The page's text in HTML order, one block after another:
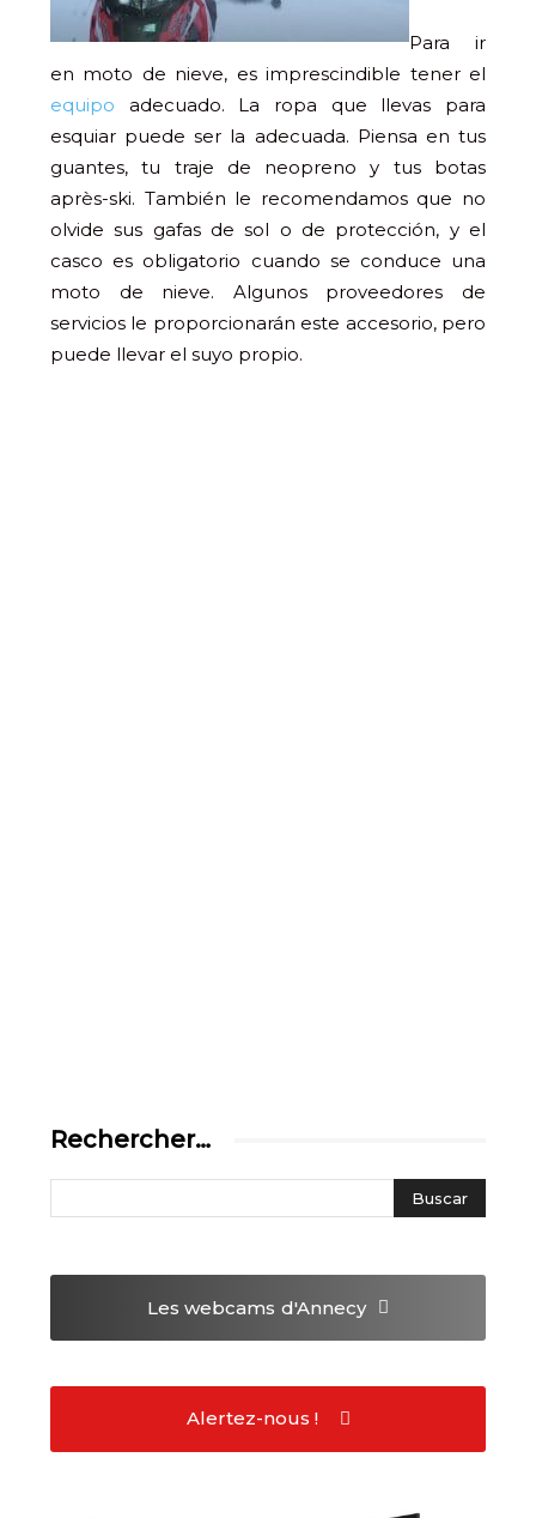
Para ir
en moto de nieve, es imprescindible tener el
equipo adecuado. La ropa que llevas para
esquiar puede ser la adecuada. Piensa en tus
guantes, tu traje de neopreno y tus botas
après-ski. También le recomendamos que no
olvide sus gafas de sol o de protección, y el
casco es obligatorio cuando se conduce una
moto de nieve. Algunos proveedores de
servicios le proporcionarán este accesorio, pero
puede llevar el suyo propio.
Rechercher…
Les webcams d'Annecy
Alertez-nous !